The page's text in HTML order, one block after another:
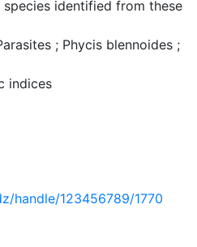
identified from these
; Phycis blennoides ;
indices
handle/123456789/1770